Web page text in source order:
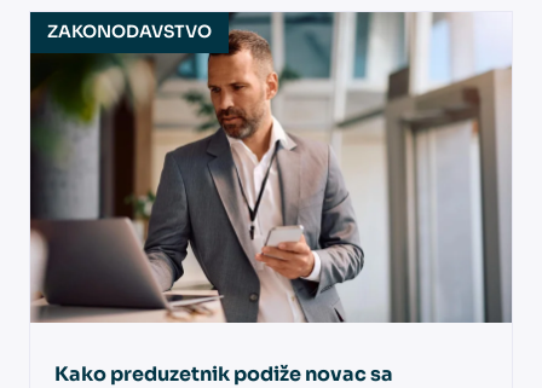
ZAKONODAVSTVO
Kako preduzetnik podiže novac sa